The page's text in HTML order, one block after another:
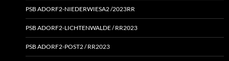
PSB ADORF2-NIEDERWIESA2 /2023RR
PSB ADORF2-LICHTENWALDE / RR2023
PSB ADORF2-POST2 / RR2023